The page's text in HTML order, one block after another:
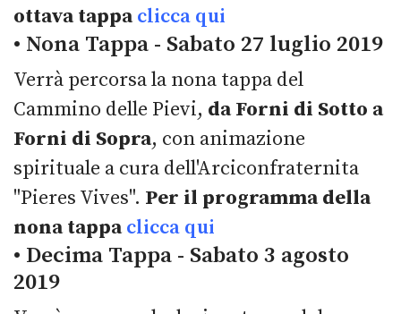
ottava tappaclicca qui
• Nona Tappa - Sabato 27 luglio 2019
Verrà percorsa la nona tappa del
Cammino delle Pievi, da Forni di Sotto a
Forni di Sopra, con animazione
spirituale a cura dell'Arciconfraternita
"Pieres Vives". Per il programma della
nona tappaclicca qui
• Decima Tappa - Sabato 3 agosto
2019